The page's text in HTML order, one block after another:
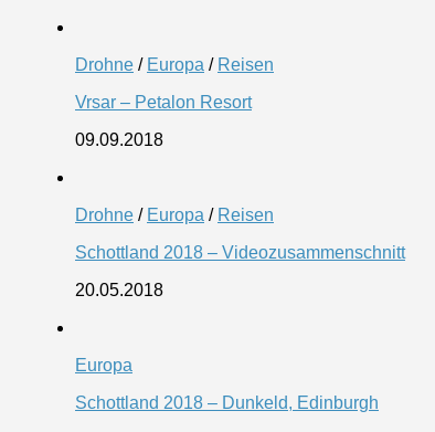
Drohne / Europa / Reisen
Vrsar – Petalon Resort
09.09.2018
Drohne / Europa / Reisen
Schottland 2018 – Videozusammenschnitt
20.05.2018
Europa
Schottland 2018 – Dunkeld, Edinburgh